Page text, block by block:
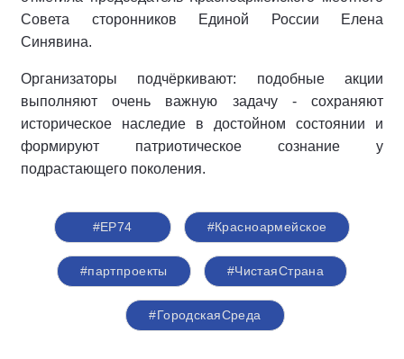
Совета сторонников Единой России Елена
Синявина.
Организаторы подчёркивают: подобные акции
выполняют очень важную задачу - сохраняют
историческое наследие в достойном состоянии и
формируют патриотическое сознание у
подрастающего поколения.
#ЕР74 #Красноармейское
#партпроекты #ЧистаяСтрана
#ГородскаяСреда